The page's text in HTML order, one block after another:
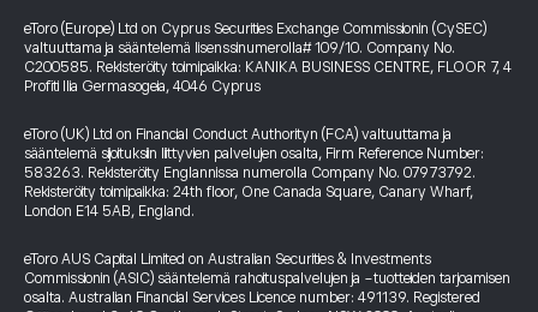
eToro (Europe) Ltd on Cyprus Securities Exchange Commissionin (CySEC)
valtuuttama ja sääntelemä lisenssinumerolla# 109/10. Company No.
C200585. Rekisteröity toimipaikka: KANIKA BUSINESS CENTRE, FLOOR 7, 4
Profiti Ilia Germasogeia, 4046 Cyprus
eToro (UK) Ltd on Financial Conduct Authorityn (FCA) valtuuttama ja
sääntelemä sijoituksiin liittyvien palvelujen osalta, Firm Reference Number:
583263. Rekisteröity Englannissa numerolla Company No. 07973792.
Rekisteröity toimipaikka: 24th floor, One Canada Square, Canary Wharf,
London E14 5AB, England.
eToro AUS Capital Limited on Australian Securities & Investments
Commissionin (ASIC) sääntelemä rahoituspalvelujen ja -tuotteiden tarjoamisen
osalta. Australian Financial Services Licence number: 491139. Registered